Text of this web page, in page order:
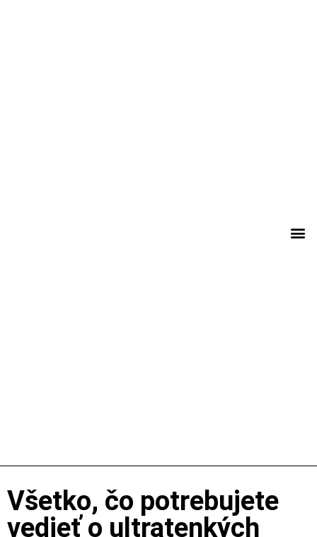
Všetko, čo potrebujete
vedieť o ultratenkých